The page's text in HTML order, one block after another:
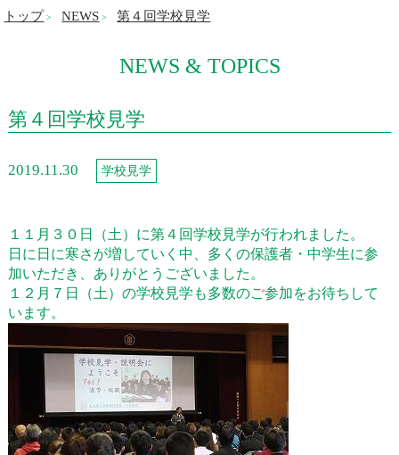
トップ > NEWS > 第４回学校見学
NEWS & TOPICS
第４回学校見学
2019.11.30 学校見学
１１月３０日（土）に第４回学校見学が行われました。
日に日に寒さが増していく中、多くの保護者・中学生に参
加いただき、ありがとうございました。
１２月７日（土）の学校見学も多数のご参加をお待ちして
います。